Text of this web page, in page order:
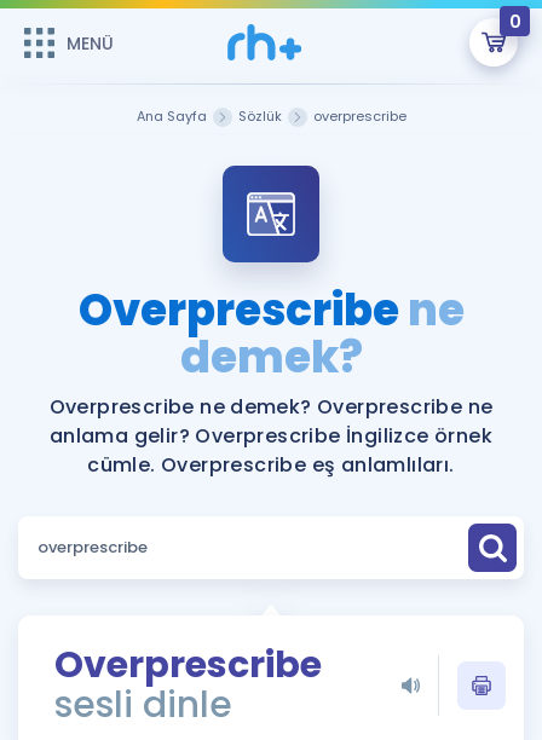
MENÜ
0
Şifremi Hatırlamıyorum
Sepetin Şu An Boş.
Remzi Hoca ile seni sınava hazırlayacak onlarca eğitim seni
bekliyor!
MENÜ
Katılımcı Görüşleri
Faydalı Araçlar
Ücretsiz Kaynaklar
Puan Hesaplama
ÖSYM Sınav Takvimi
Kampanyalar
İngilizce Gramer
Ana Sayfa Sözlük overprescribe
Overprescribene
demek?
Overprescribe ne demek? Overprescribe ne
anlama gelir? Overprescribe İngilizce örnek
cümle. Overprescribe eş anlamlıları.
Overprescribe
sesli dinle